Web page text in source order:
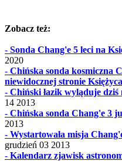
Zobacz też:
- Sonda Chang'e 5 leci na
2020
- Chińska sonda kosmiczna
niewidocznej stronie
- Chiński łazik wyląduje dziś
14 2013
- Chińska sonda Chang'e 3
2013
- Wystartowała misja
grudzień 03 2013
- Kalendarz zjawisk